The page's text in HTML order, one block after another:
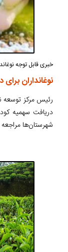
خبری قابل توجه
نوغانداران
رئیس مرکز توسعه
دریافت سهمیه
شهرستان‌ها مراجعه